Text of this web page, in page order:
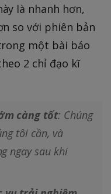
là nhanh hơn,
so với phiên bản
một bài báo
2 chỉ đạo kĩ
càng tốt: Chúng
tôi cần, và
ngay sau khi